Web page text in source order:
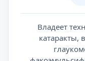
Владеет
катаракты,